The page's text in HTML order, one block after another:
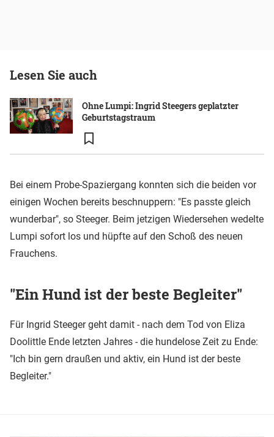
Lesen Sie auch
Ohne Lumpi: Ingrid Steegers geplatzter
Geburtstagstraum
Bei einem Probe-Spaziergang konnten sich die beiden vor
einigen Wochen bereits beschnuppern: "Es passte gleich
wunderbar", so Steeger. Beim jetzigen Wiedersehen wedelte
Lumpi sofort los und hüpfte auf den Schoß des neuen
Frauchens.
"Ein Hund ist der beste Begleiter"
Für Ingrid Steeger geht damit - nach dem Tod von Eliza
Doolittle Ende letzten Jahres - die hundelose Zeit zu Ende:
"Ich bin gern draußen und aktiv, ein Hund ist der beste
Begleiter."